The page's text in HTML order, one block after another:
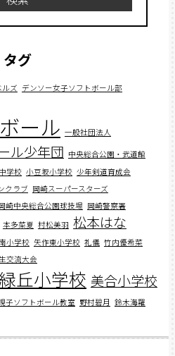
タグ
ズ デンソー女子ソフトボール部
ール 一般社団法人
ル少年団 中央総合公園・武道館
学校 小豆坂小学校 少年剣道育成会
クラブ 岡崎スーパースターズ
崎中央総合公園球技場 岡崎警察署
本多菜夏 村松美羽 松本はな
小学校 矢作東小学校 礼儀 竹内優希菜
交流大会
丘小学校 美合小学校
子ソフトボール教室 野村碧月 鈴木海羅